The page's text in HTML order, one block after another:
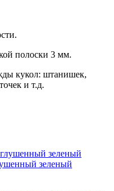
полоски 3 мм.
кукол: штанишек,
и т.д.
зеленый